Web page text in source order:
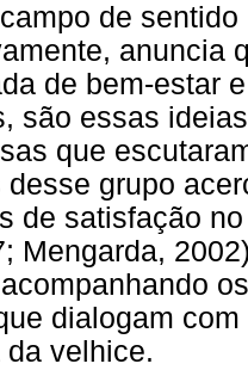
de
anuncia
de bem-estar
são essas
que
desse grupo
de satisfação
Mengarda,
dialogam
velhice.